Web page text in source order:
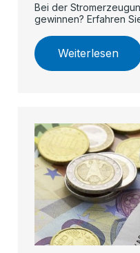
Bei der
gewinnen? Erfahren
Weiterlesen